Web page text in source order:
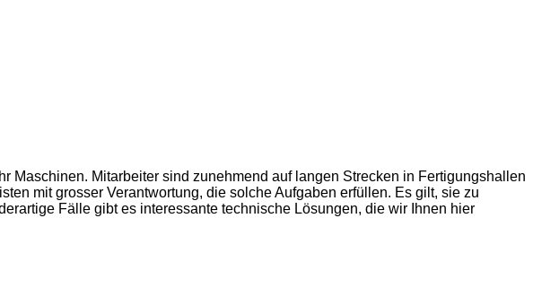
Maschinen. Mitarbeiter sind zunehmend auf langen Strecken in Fertigungshallen
mit grosser Verantwortung, die solche Aufgaben erfüllen. Es gilt, sie zu
Fälle gibt es interessante technische Lösungen, die wir Ihnen hier